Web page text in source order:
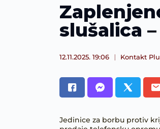
slušalica
12.11.2025. 19:06 Kontakt
Jedinice za borbu protiv